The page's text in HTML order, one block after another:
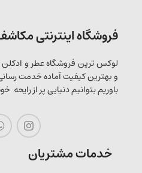
فروشگاه اینترنتی
لوکس ترین فروشگاه عطر و ادکلن
و بهترین کیفیت آماده خدمت
باوریم بتوانیم دنیایی پر از رایحه
خدمات مشتریان